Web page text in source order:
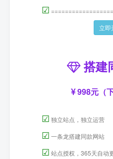
☑
立即
搭建
998元（
☑ 独立站点，独立运营
☑ 一条龙搭建同款网站
☑ 站点授权，365天自动